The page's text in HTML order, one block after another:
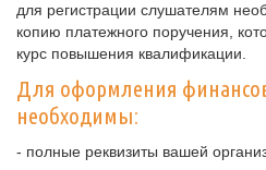
для регистрации слушателям
копию платежного поручения,
курс повышения квалификации.
Для оформления
необходимы:
- полные реквизиты вашей